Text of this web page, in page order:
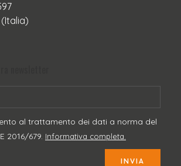
(Italia)
al trattamento dei dati a norma del
2016/679. Informativa completa.
INVIA